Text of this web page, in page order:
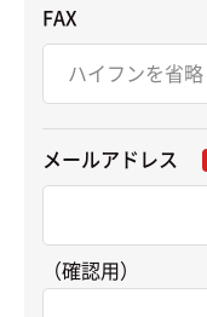
FAX
メールアドレス
（確認用）